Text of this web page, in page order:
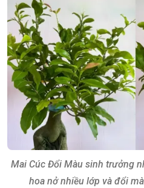
Mai Cúc Đổi Màu sinh trưởng
hoa nở nhiều lớp và đổi